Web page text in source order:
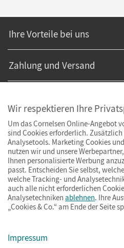
Ihre Vorteile bei uns
Zahlung und Versand
© Cornelsen Verlag 2026
ImpressumAGBDatenschutz
Wir respektieren Ihre
Um das Cornelsen Online-Angebot
sind Cookies erforderlich.
Analysetools. Marketing Cookies
nutzen wir und unsere
Ihnen personalisierte Werbung
passt. Entscheiden Sie selbst,
welche Tracking- und
auch alle nicht erforderlichen
Analysetechniken ablehnen. Ihre
„Cookies & Co.“ am Ende der Seite
Impressum